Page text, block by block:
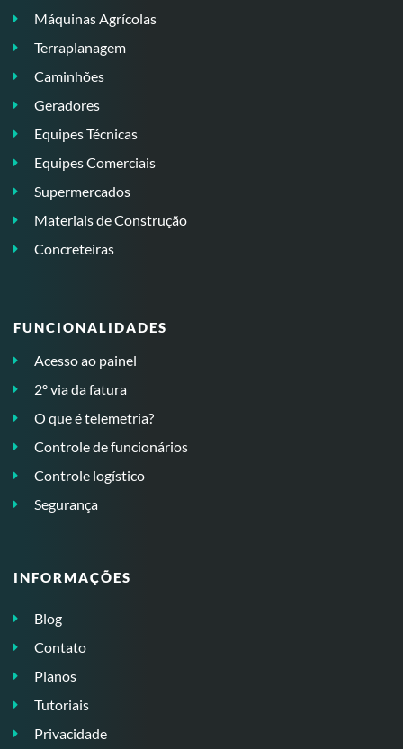
Máquinas Agrícolas
Terraplanagem
Caminhões
Geradores
Equipes Técnicas
Equipes Comerciais
Supermercados
Materiais de Construção
Concreteiras
FUNCIONALIDADES
Acesso ao painel
2º via da fatura
O que é telemetria?
Controle de funcionários
Controle logístico
Segurança
INFORMAÇÕES
Blog
Contato
Planos
Tutoriais
Privacidade